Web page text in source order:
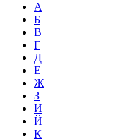
А
Б
В
Г
Д
Е
Ж
З
И
Й
К